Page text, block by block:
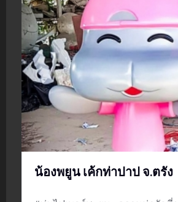
น้องพยูน เค้กท่าปาป จ.ตรัง